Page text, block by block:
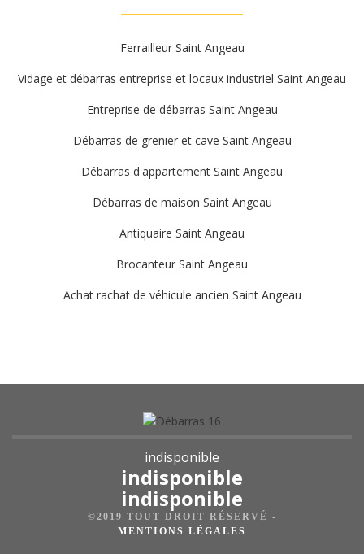
Ferrailleur Saint Angeau
Vidage et débarras entreprise et locaux industriel Saint Angeau
Entreprise de débarras Saint Angeau
Débarras de grenier et cave Saint Angeau
Débarras d'appartement Saint Angeau
Débarras de maison Saint Angeau
Antiquaire Saint Angeau
Brocanteur Saint Angeau
Achat rachat de véhicule ancien Saint Angeau
indisponible
indisponible
indisponible
©2019 TOUT DROIT RÉSERVÉ -
MENTIONS LÉGALES